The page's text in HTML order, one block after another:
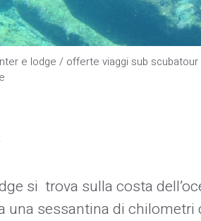
e lodge / offerte viaggi sub
si trova sulla costa
una sessantina di chilometri